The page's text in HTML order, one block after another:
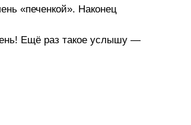
«печенкой». Наконец
Ещё раз такое услышу —